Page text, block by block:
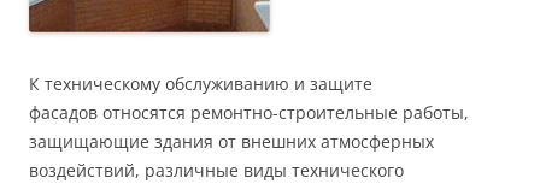
К техническому обслуживанию и защите
фасадов относятся ремонтно-строительные работы,
защищающие здания от внешних атмосферных
воздействий, различные виды технического